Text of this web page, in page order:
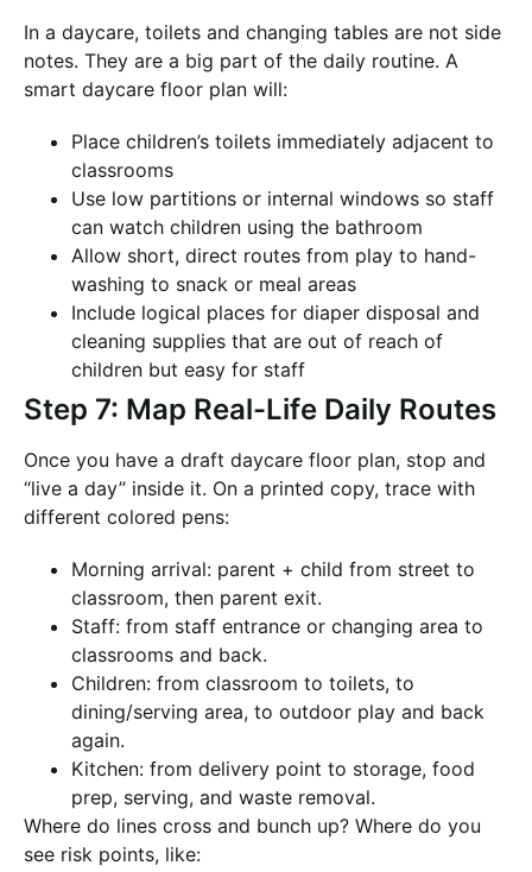
In a daycare, toilets and changing tables are not side
notes. They are a big part of the daily routine. A
smart daycare floor plan will:
Place children’s toilets immediately adjacent to
classrooms
Use low partitions or internal windows so staff
can watch children using the bathroom
Allow short, direct routes from play to hand-
washing to snack or meal areas
Include logical places for diaper disposal and
cleaning supplies that are out of reach of
children but easy for staff
Step 7: Map Real-Life Daily Routes
Once you have a draft daycare floor plan, stop and
“live a day” inside it. On a printed copy, trace with
different colored pens:
Morning arrival: parent + child from street to
classroom, then parent exit.
Staff: from staff entrance or changing area to
classrooms and back.
Children: from classroom to toilets, to
dining/serving area, to outdoor play and back
again.
Kitchen: from delivery point to storage, food
prep, serving, and waste removal.
Where do lines cross and bunch up? Where do you
see risk points, like: